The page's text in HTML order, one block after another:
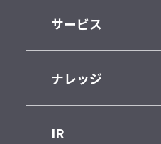
サービス
ナレッジ
IR